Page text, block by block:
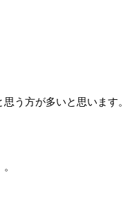
う方が多いと思います。